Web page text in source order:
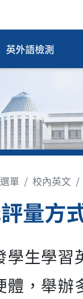
英外語檢測
單 校內英文
量方
學生學習
體，舉辦